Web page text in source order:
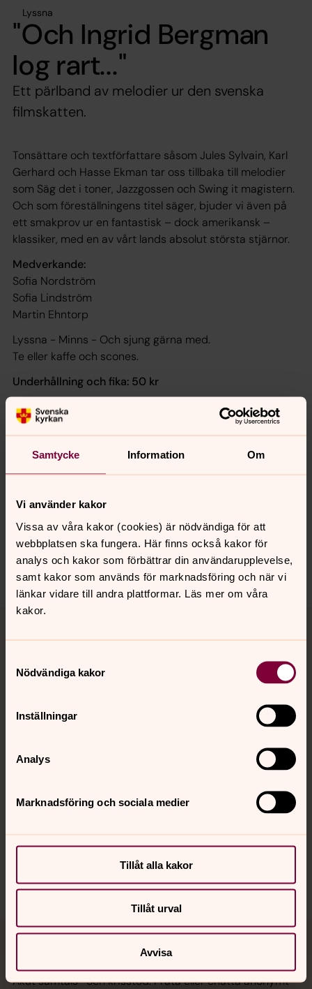
Samtycke Information Om
Vi använder kakor
Vissa av våra kakor (cookies) är nödvändiga för att
webbplatsen ska fungera. Här finns också kakor för
analys och kakor som förbättrar din användarupplevelse,
samt kakor som används för marknadsföring och när vi
länkar vidare till andra plattformar. Läs mer om våra
kakor.
Nödvändiga kakor
Inställningar
Analys
Marknadsföring och sociala medier
Tillåt alla kakor
Tillåt urval
Avvisa
Lyssna
"Och Ingrid Bergman
log rart..."
Ett pärlband av melodier ur den svenska
filmskatten.
Tonsättare och textförfattare såsom Jules Sylvain, Karl
Gerhard och Hasse Ekman tar oss tillbaka till melodier
som Säg det i toner, Jazzgossen och Swing it magistern.
Och som föreställningens titel säger, bjuder vi även på
ett smakprov ur en fantastisk – dock amerikansk –
klassiker, med en av vårt lands absolut största stjärnor.
Medverkande:
Sofia Nordström
Sofia Lindström
Martin Ehntorp
Lyssna - Minns - Och sjung gärna med.
Te eller kaffe och scones.
Underhållning och fika: 50 kr
Hässelby Villastads församlingshus
Riddersviksvägen 116
Synpunkter eller frågor på sidans
innehåll?
hasselby.forsamling@svenskakyrkan.se
Dela
Tillbaka till toppen
Tillbaka till innehållet
Sociala kanaler
Jourhavande präst
Akut samtals- och krisstöd. Prata eller chatta anonymt